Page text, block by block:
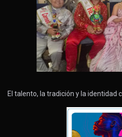
El talento, la tradición y la identidad